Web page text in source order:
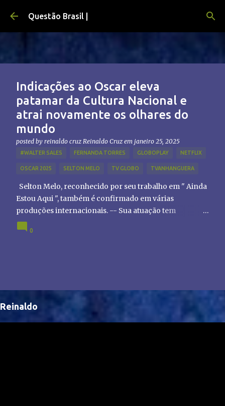
Pular para o conteúdo principal
Questão Brasil |
Indicações ao Oscar eleva
patamar da Cultura Nacional e
atrai novamente os olhares do
mundo
posted by reinaldo cruz Reinaldo Cruz em janeiro 25, 2025
#WALTER SALES FERNANDA TORRES GLOBOPLAY NETFLIX
OSCAR 2025 SELTON MELO TV GLOBO TVANHANGUERA
Selton Melo, reconhecido por seu trabalho em " Ainda
Estou Aqui ", também é confirmado em várias
produções internacionais. -- Sua atuação tem
chamado atenção de diretores e produtores fora do
Brasil, abrindo portas para novas oportunidades no
0
Reinaldo